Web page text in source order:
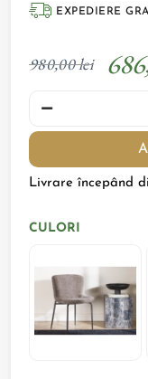
EXPEDIERE
980,00 lei
Livrare începând
CULORI